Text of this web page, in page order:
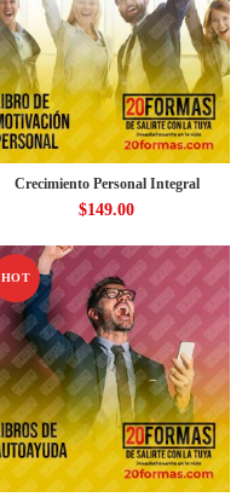
Crecimiento Personal Integral
$149.00
HOT